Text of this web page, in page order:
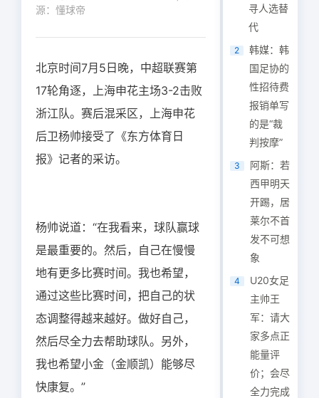
源：懂球帝
北京时间7月5日晚，中超联赛第
17轮角逐，上海申花主场3-2击败
浙江队。赛后混采区，上海申花
后卫杨帅接受了《东方体育日
报》记者的采访。
杨帅说道：“在我看来，球队赢球
是最重要的。然后，自己在慢慢
地有更多比赛时间。我也希望，
通过这些比赛时间，把自己的状
态调整得越来越好。做好自己，
然后尽全力去帮助球队。另外，
我也希望小金（金顺凯）能够尽
快康复。”
寻人选替
代
2
韩媒：韩
国足协的
性招待费
报销单写
的是“裁
判按摩”
3
阿斯：若
西甲明天
开踢，居
莱尔不首
发不可想
象
4
U20女足
主帅王
军：请大
家多点正
能量评
价；会尽
全力完成